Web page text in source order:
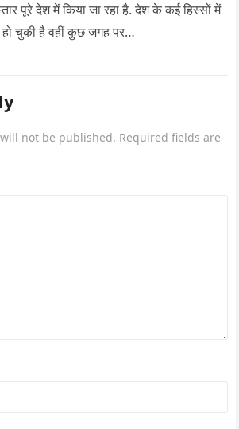
पूरे देश में किया जा रहा है. देश के कई हिस्सों में
चुकी है वहीं कुछ जगह पर…
not be published. Required fields are